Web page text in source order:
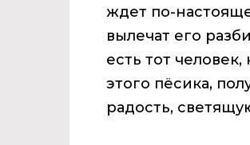
ждет по-
вылечат его
есть тот
этого пёсика,
радость,